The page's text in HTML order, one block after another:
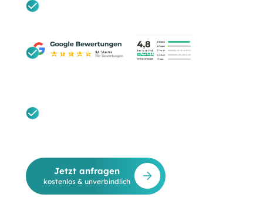
Kostenloser Potenzial-Check: Wir
Jetzt anfragen
kostenlos & unverbindlich